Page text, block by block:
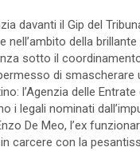
davanti il Gip del
della
sotto il
di
l’Agenzia delle
i legali nominati
De Meo, l’ex
carcere con la